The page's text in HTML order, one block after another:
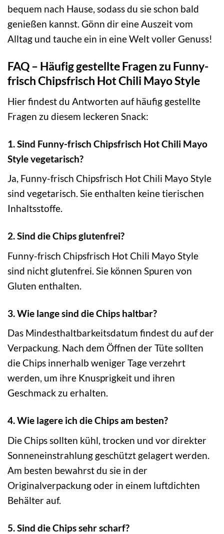
bequem nach Hause, sodass du sie schon bald
genießen kannst. Gönn dir eine Auszeit vom
Alltag und tauche ein in eine Welt voller Genuss!
FAQ – Häufig gestellte Fragen zu Funny-
frisch Chipsfrisch Hot Chili Mayo Style
Hier findest du Antworten auf häufig gestellte
Fragen zu diesem leckeren Snack:
1. Sind Funny-frisch Chipsfrisch Hot Chili Mayo
Style vegetarisch?
Ja, Funny-frisch Chipsfrisch Hot Chili Mayo Style
sind vegetarisch. Sie enthalten keine tierischen
Inhaltsstoffe.
2. Sind die Chips glutenfrei?
Funny-frisch Chipsfrisch Hot Chili Mayo Style
sind nicht glutenfrei. Sie können Spuren von
Gluten enthalten.
3. Wie lange sind die Chips haltbar?
Das Mindesthaltbarkeitsdatum findest du auf der
Verpackung. Nach dem Öffnen der Tüte sollten
die Chips innerhalb weniger Tage verzehrt
werden, um ihre Knusprigkeit und ihren
Geschmack zu erhalten.
4. Wie lagere ich die Chips am besten?
Die Chips sollten kühl, trocken und vor direkter
Sonneneinstrahlung geschützt gelagert werden.
Am besten bewahrst du sie in der
Originalverpackung oder in einem luftdichten
Behälter auf.
5. Sind die Chips sehr scharf?